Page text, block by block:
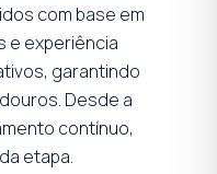
com base em
e experiência
garantindo
Desde a
contínuo,
etapa.